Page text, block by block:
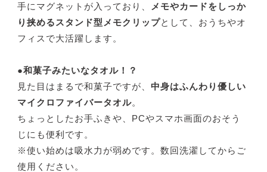
手にマグネットが入っており、
メモやカードをしっか
り挟めるスタンド型メモクリップとして、おうちやオ
フィスで大活躍します。
●和菓子みたいなタオル！？
見た目はまるで和菓子ですが、中身はふんわり優しい
マイクロファイバータオル。
ちょっとしたお手ふきや、PCやスマホ画面のおそう
じにも便利です。
※使い始めは吸水力が弱めです。数回洗濯してからご
使用ください。